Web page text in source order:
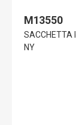
M13550
SACCHETTA
NY